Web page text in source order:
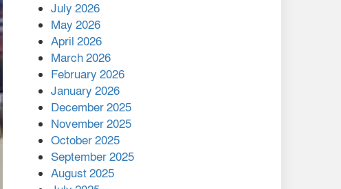
কাপ্তাই প্রেস ক্লাবের সভাপতি
মাহফুজ, সম্পাদক রিপন মারমা
নির্বাচিত
মালয়েশিয়ার প্রধানমন্ত্রীকে চিঠি
দেয়ার পর ফোন তারেক
রহমানের,গ্যাস সঙ্কট
মোকাবিলায় সহায়তার আশ্বাস
July 2026
May 2026
April 2026
March 2026
February 2026
January 2026
December 2025
November 2025
October 2025
September 2025
August 2025